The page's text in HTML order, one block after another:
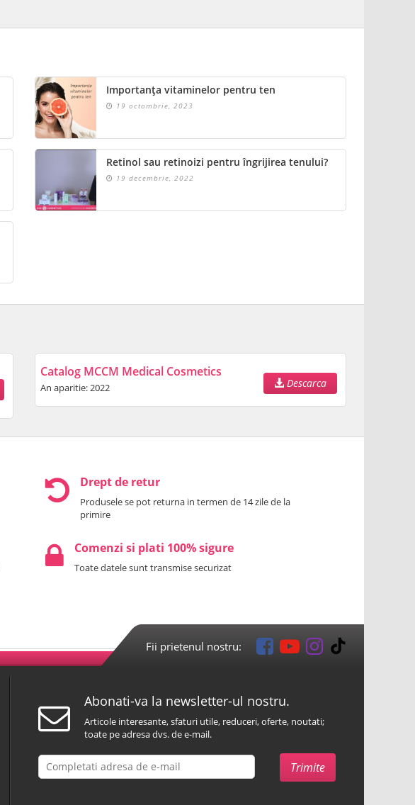
Importanța vitaminelor pentru ten
19 octombrie, 2023
Retinol sau retinoizi pentru îngrijirea tenului?
19 decembrie, 2022
Catalog MCCM Medical Cosmetics
An aparitie: 2022 Descarca
Drept de retur
Produsele se pot returna in termen de 14 zile de la
primire
Comenzi si plati 100% sigure
Toate datele sunt transmise securizat
Fii prietenul nostru:
Abonati-va la newsletter-ul nostru.
Articole interesante, sfaturi utile, reduceri, oferte, noutati;
toate pe adresa dvs. de e-mail.